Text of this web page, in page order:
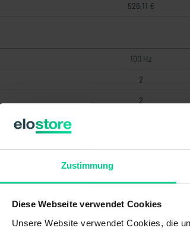
Zustimmung
Diese Webseite verwendet Cookies
Unsere Website verwendet Cookies, die
526,11 €
100 Hz
2
2
250 kBit/s
+8..+36 V DC